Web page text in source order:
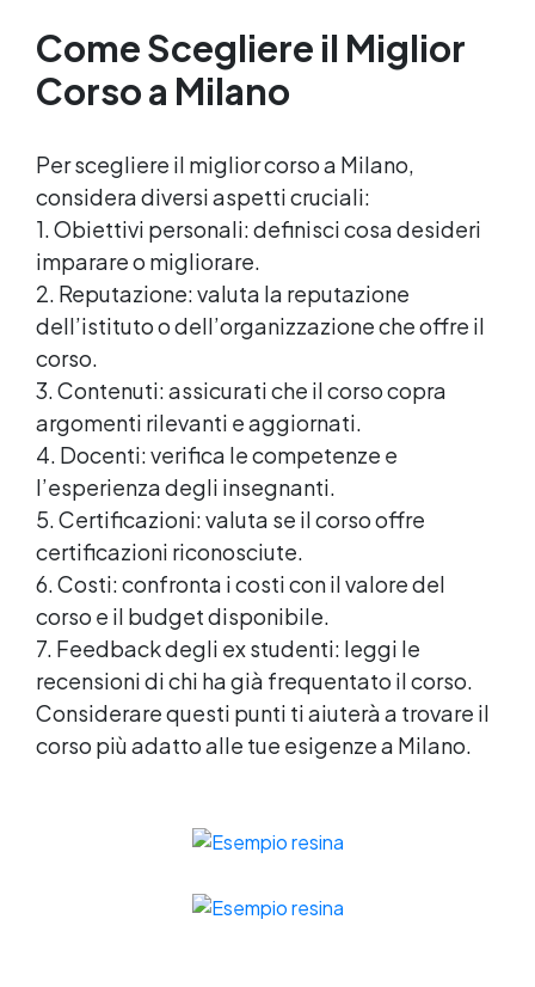
protegge dall'umidità, raggi UV e rende la
superficie antipolvere ✅ Facile applicazione
con rullo, asciugatura in meno di 12 ore per una
protezione rapida e duratura ✅ Ideale per
a temperature estreme e agenti chimici
Come Scegliere il Miglior
Corso a Milano
Per scegliere il miglior corso a Milano,
considera diversi aspetti cruciali:
1. Obiettivi personali: definisci cosa desideri
imparare o migliorare.
2. Reputazione: valuta la reputazione
dell’istituto o dell’organizzazione che offre il
corso.
3. Contenuti: assicurati che il corso copra
argomenti rilevanti e aggiornati.
4. Docenti: verifica le competenze e
l’esperienza degli insegnanti.
5. Certificazioni: valuta se il corso offre
certificazioni riconosciute.
6. Costi: confronta i costi con il valore del
corso e il budget disponibile.
7. Feedback degli ex studenti: leggi le
recensioni di chi ha già frequentato il corso.
Considerare questi punti ti aiuterà a trovare il
corso più adatto alle tue esigenze a Milano.